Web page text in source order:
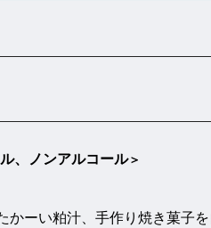
、ノンアルコール＞
かーい粕汁、手作り焼き菓子